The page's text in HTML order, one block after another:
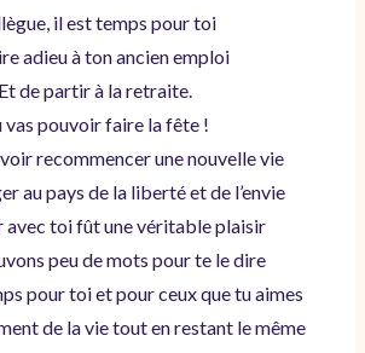
il est temps pour toi
adieu à ton ancien emploi
Et de partir à la retraite.
vas pouvoir faire la fête !
recommencer une nouvelle vie
au pays de la liberté et de l’envie
avec toi fût une véritable plaisir
peu de mots pour te le dire
pour toi et pour ceux que tu aimes
de la vie tout en restant le même